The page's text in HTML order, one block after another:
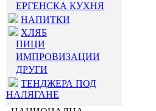
ЕРГЕНСКА КУХНЯ
НАПИТКИ
ХЛЯБ
ПИЦИ
ИМПРОВИЗАЦИИ
ДРУГИ
ТЕНДЖЕРА ПОД
НАЛЯГАНЕ